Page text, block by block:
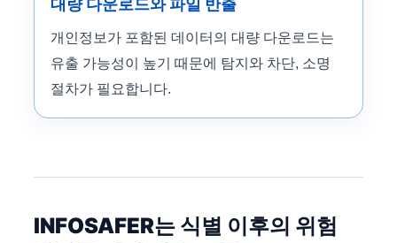
대량 다운로드와 파일 반출
개인정보가 포함된 데이터의 대량 다운로드는
유출 가능성이 높기 때문에 탐지와 차단, 소명
절차가 필요합니다.
INFOSAFER는 식별 이후의 위험